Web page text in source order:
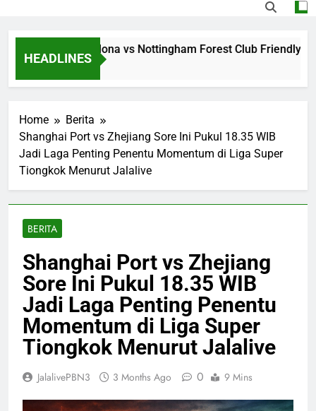
HEADLINES
Jalalive Barcelona vs Nottingham Forest Club Friendly Dini
Home
Berita
Shanghai Port vs Zhejiang Sore Ini Pukul 18.35 WIB
Jadi Laga Penting Penentu Momentum di Liga Super
Tiongkok Menurut Jalalive
BERITA
Shanghai Port vs Zhejiang
Sore Ini Pukul 18.35 WIB
Jadi Laga Penting Penentu
Momentum di Liga Super
Tiongkok Menurut Jalalive
JalalivePBN3 3 Months Ago 0 9 Mins